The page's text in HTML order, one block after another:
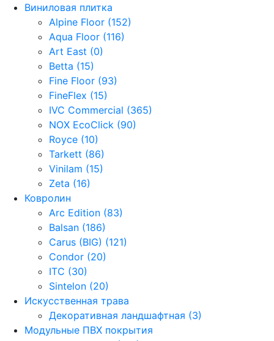
Виниловая плитка
Alpine Floor (152)
Aqua Floor (116)
Art East (0)
Betta (15)
Fine Floor (93)
FineFlex (15)
IVC Commercial (365)
NOX EcoClick (90)
Royce (10)
Tarkett (86)
Vinilam (15)
Zeta (16)
Ковролин
Arc Edition (83)
Balsan (186)
Carus (BIG) (121)
Condor (20)
ITC (30)
Sintelon (20)
Искусственная трава
Декоративная ландшафтная (3)
Модульные ПВХ покрытия